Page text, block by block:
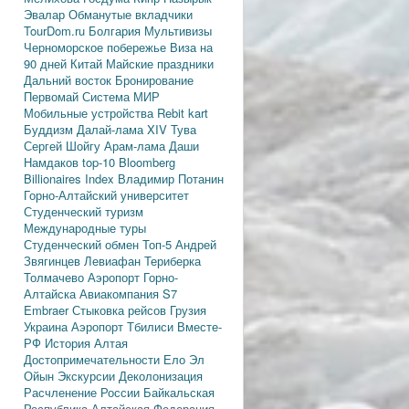
Эвалар Обманутые вкладчики
TourDom.ru Болгария Мультивизы
Черноморское побережье Виза на
90 дней Китай Майские праздники
Дальний восток Бронирование
Первомай Система МИР
Мобильные устройства Rebit kart
Буддизм Далай-лама XIV Тува
Сергей Шойгу Арам-ламаДаши
Намдаков top-10 Bloomberg
Billionaires Index Владимир Потанин
Горно-Алтайский университет
Студенческий туризм
Международные туры
Студенческий обмен Топ-5 Андрей
Звягинцев Левиафан Териберка
Толмачево Аэропорт Горно-
АлтайскаАвиакомпания S7
EmbraerСтыковка рейсов Грузия
УкраинаАэропорт Тбилиси Вместе-
РФ История Алтая
Достопримечательности Ело Эл
Ойын Экскурсии Деколонизация
Расчленение России Байкальская